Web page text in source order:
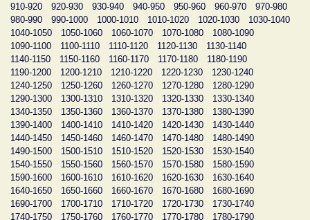
910-920
920-930 930-940 940-950 950-960 960-970
970-980
980-990
990-1000 1000-1010 1010-1020 1020-1030
1030-1040
1040-1050
1050-1060 1060-1070 1070-1080
1080-1090
1090-1100
1100-1110 1110-1120 1120-1130
1130-1140
1140-1150
1150-1160 1160-1170 1170-1180
1180-1190
1190-1200
1200-1210 1210-1220 1220-1230
1230-1240
1240-1250
1250-1260 1260-1270 1270-1280
1280-1290
1290-1300
1300-1310 1310-1320 1320-1330
1330-1340
1340-1350
1350-1360 1360-1370 1370-1380
1380-1390
1390-1400
1400-1410 1410-1420 1420-1430
1430-1440
1440-1450
1450-1460 1460-1470 1470-1480
1480-1490
1490-1500
1500-1510 1510-1520 1520-1530
1530-1540
1540-1550
1550-1560 1560-1570 1570-1580
1580-1590
1590-1600
1600-1610 1610-1620 1620-1630
1630-1640
1640-1650
1650-1660 1660-1670 1670-1680
1680-1690
1690-1700
1700-1710 1710-1720 1720-1730
1730-1740
1740-1750
1750-1760 1760-1770 1770-1780
1780-1790